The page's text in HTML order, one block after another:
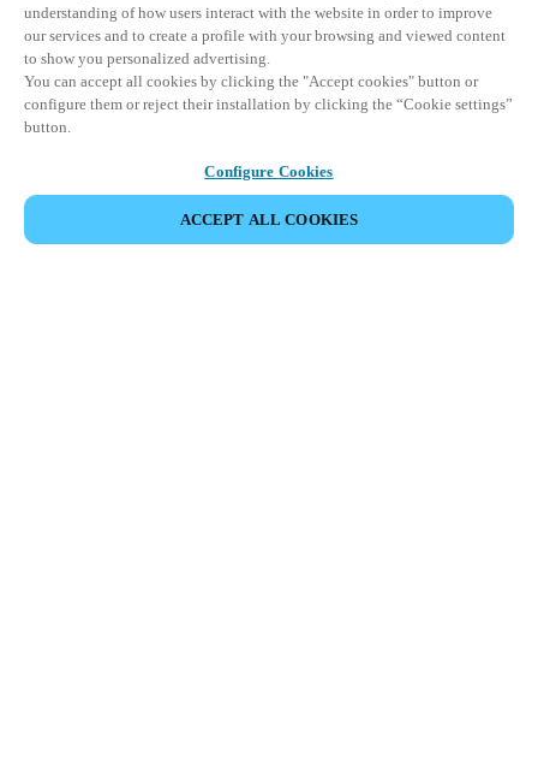
understanding of how users interact with the website in order to improve
our services and to create a profile with your browsing and viewed content
to show you personalized advertising.
You can accept all cookies by clicking the "Accept cookies" button or
configure them or reject their installation by clicking the “Cookie settings”
button.
Configure Cookies
ACCEPT ALL COOKIES